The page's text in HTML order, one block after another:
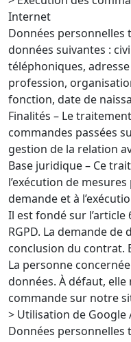
Internet
Données personnelles
données suivantes :
téléphoniques,
profession,
fonction, date de
Finalités – Le
commandes passées
gestion de la relation
Base juridique – Ce
l’exécution de
demande et à
Il est fondé sur
RGPD. La demande
conclusion du contrat.
La personne
données. À défaut,
commande sur notre
> Utilisation de Google
Données personnelles